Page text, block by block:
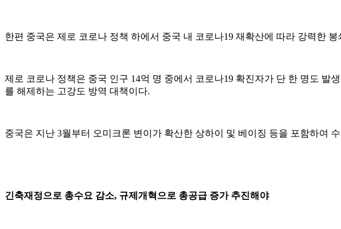
한편 중국은 제로 코로나 정책 하에서 중국 내 코로나19 재확산에 따라 강력한
제로 코로나 정책은 중국 인구 14억 명 중에서 코로나19 확진자가 단 한 명도 발
를 해제하는 고강도 방역 대책이다.
중국은 지난 3월부터 오미크론 변이가 확산한 상하이 및 베이징 등을 포함하여
긴축재정으로 총수요 감소, 규제개혁으로 총공급 증가 추진해야